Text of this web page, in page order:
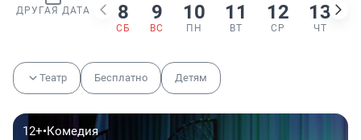
ДРУГАЯ ДАТА 8
СБ
9
ВС
10
ПН
11
ВТ
12
СР
13
ЧТ
Театр Бесплатно Детям
12+•Комедия